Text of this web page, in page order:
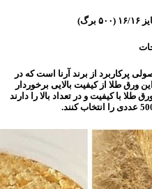
با سایز (۱۶*۱۶) محصولی پرکاربرد از برند آرنا است که در
ورق طلا از کیفیت بالایی برخوردار
با کیفیت و در تعداد بالا را دارند